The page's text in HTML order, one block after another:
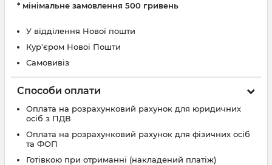
* мінімальне замовлення 500 гривень
У відділення Нової пошти
Кур'єром Нової Пошти
Самовивіз
Способи оплати
Оплата на розрахунковий рахунок для юридичних
осіб з ПДВ
Оплата на розрахунковий рахунок для фізичних осіб
та ФОП
Готівкою при отриманні (накладений платіж)